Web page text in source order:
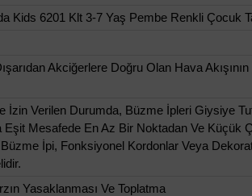
Kids 6201 Klt 3-7 Yaş Pembe Renkli Çocuk
Akciğerlere Doğru Olan Hava
İzin Verilen Durumda, Büzme İpleri Giysiye
Eşit Mesafede En Az Bir Noktadan Ve Küçük
İpi, Fonksiyonel Kordonlar Veya
Yasaklanması Ve Toplatma